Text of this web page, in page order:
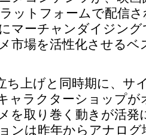
ットフォームで配信
マーチャンダイジン
市場を活性化させる
ち上げと同時期に、サ
ャラクターショップ
を取り巻く動きが活発
ンは昨年からアナロ